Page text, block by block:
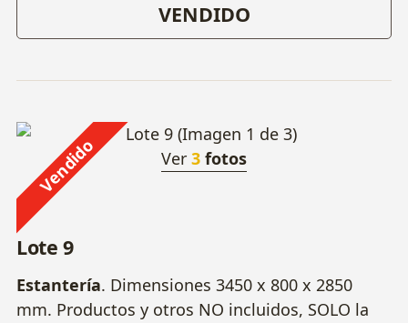
VENDIDO
Vendido Ver 3 fotos
Lote 9
Estantería. Dimensiones 3450 x 800 x 2850
mm. Productos y otros NO incluidos, SOLO la